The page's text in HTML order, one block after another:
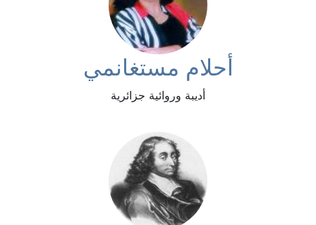
أحلام مستغانمي
أديبة وروائية جزائرية